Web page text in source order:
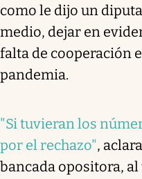
como le dijo un
medio, dejar en
falta de cooperación
pandemia.
"Si tuvieran los
por el rechazo",
bancada opositora,